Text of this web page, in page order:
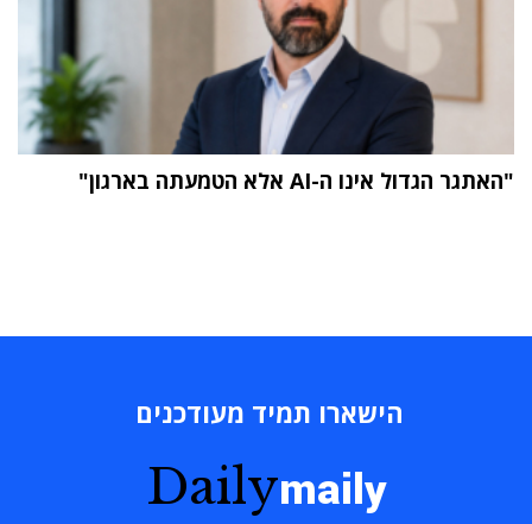
"האתגר הגדול אינו ה-AI אלא הטמעתה בארגון"
הישארו תמיד מעודכנים
Dailymaily